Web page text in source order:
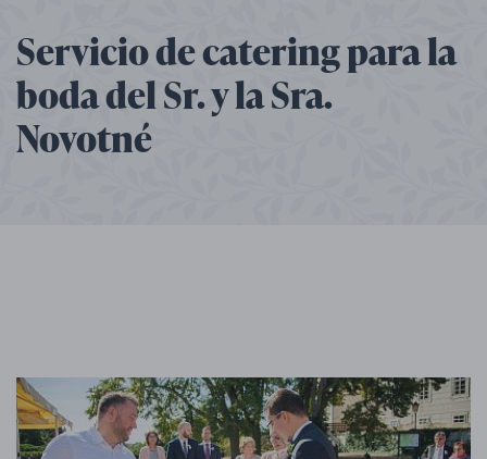
Servicio de catering para la
boda del Sr. y la Sra.
Novotné